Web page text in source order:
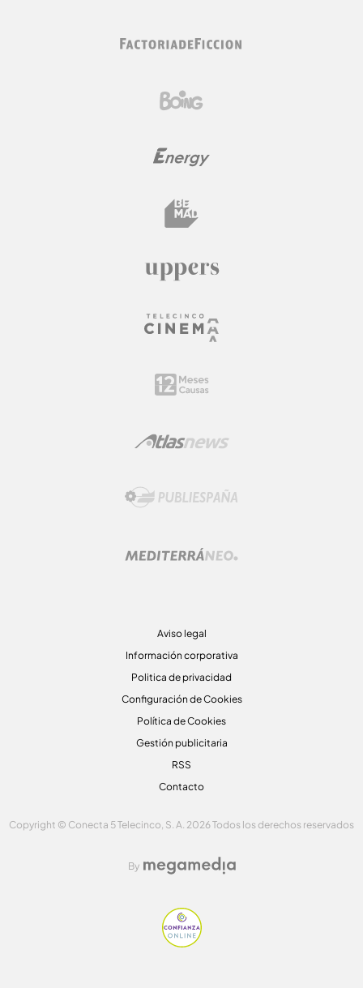
Aviso legal
Información corporativa
Politica de privacidad
Configuración de Cookies
Política de Cookies
Gestión publicitaria
RSS
Contacto
Copyright © Conecta 5 Telecinco, S. A. 2026 Todos los derechos reservados
By